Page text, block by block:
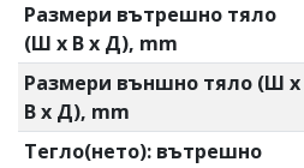
Размери вътрешно тяло
(Ш х В х Д), mm
Размери външно тяло (Ш х
В х Д), mm
Тегло(нето): вътрешно